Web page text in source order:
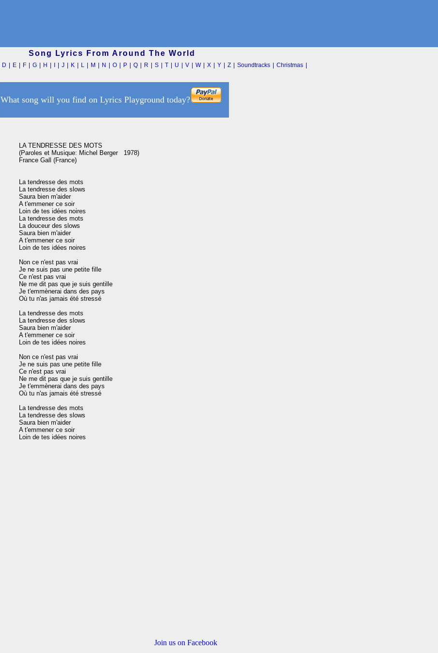
Song Lyrics From Around The World
D E| F| G| H J| K| L| M N O| P| Q| R S| T| U V| W| X| Y| Z| Soundtracks| Christmas|
What song will you find on Lyrics Playground today?
LA TENDRESSE DES MOTS
(Paroles et Musique: Michel Berger   1978)
France Gall (France)
La tendresse des mots
La tendresse des slows
Saura bien m'aider
A t'emmener ce soir
Loin de tes idées noires
La tendresse des mots
La douceur des slows
Saura bien m'aider
A t'emmener ce soir
Loin de tes idées noires
Non ce n'est pas vrai
Je ne suis pas une petite fille
Ce n'est pas vrai
Ne me dit pas que je suis gentille
Je t'emmènerai dans des pays
Où tu n'as jamais été stressé
La tendresse des mots
La tendresse des slows
Saura bien m'aider
A t'emmener ce soir
Loin de tes idées noires
Non ce n'est pas vrai
Je ne suis pas une petite fille
Ce n'est pas vrai
Ne me dit pas que je suis gentille
Je t'emmènerai dans des pays
Où tu n'as jamais été stressé
La tendresse des mots
La tendresse des slows
Saura bien m'aider
A t'emmener ce soir
Join us on Facebook